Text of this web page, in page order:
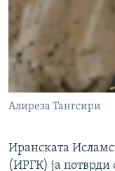
Алиреза Тангсири
Иранската
(ИРГК) ја